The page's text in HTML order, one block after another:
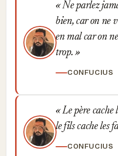
Ne parlez
bien, car on ne
en mal car on
trop.
CONFUCIUS
Le père cache
le fils cache les
CONFUCIUS